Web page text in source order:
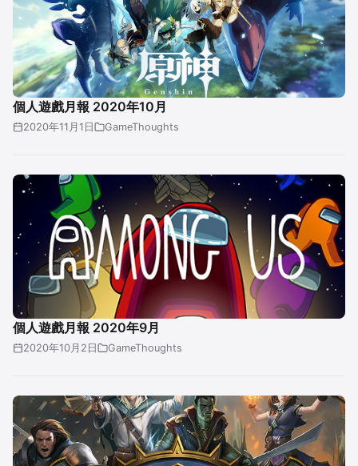
個人遊戲月報 2020年10月
2020年11月1日 GameThoughts
個人遊戲月報 2020年9月
2020年10月2日 GameThoughts